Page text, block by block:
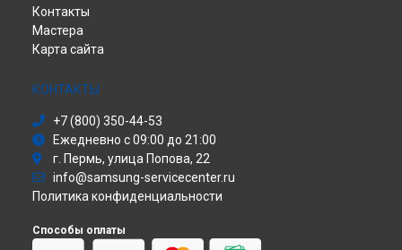
Ремонт телефона Galaxy S22 Ultra Samsung в
Ремонт телефона Galaxy S22 Ultra Samsung в
Ремонт телефона Galaxy S22 Ultra Samsung в
Ремонт телефона Galaxy S22 Ultra Samsung в
Саундбар
Сабвуфер
Холодильник
Моноблок
Атс
Смарт-часы
Варочная панель
Посудомоечная машина
Морозильная камера
Кондиционер
Контакты
Мастера
Карта сайта
КОНТАКТЫ
+7 (800) 350-44-53
Ежедневно с 09:00 до 21:00
г. Пермь, улица Попова, 22
info@samsung-servicecenter.ru
Политика конфиденциальности
Способы оплаты